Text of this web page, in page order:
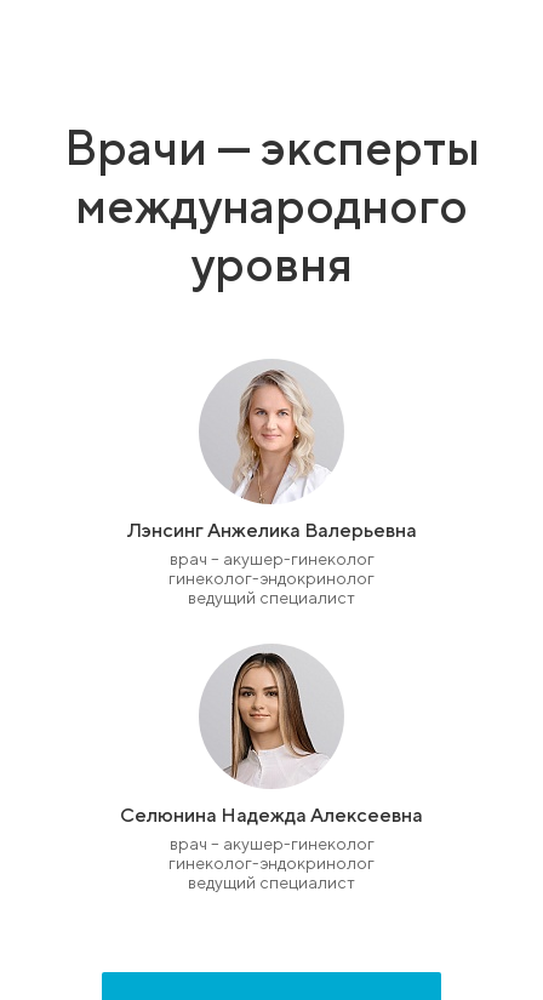
Врачи — эксперты
международного
уровня
Лэнсинг Анжелика Валерьевна
врач – акушер-гинеколог
гинеколог-эндокринолог
ведущий специалист
Селюнина Надежда Алексеевна
врач – акушер-гинеколог
гинеколог-эндокринолог
ведущий специалист